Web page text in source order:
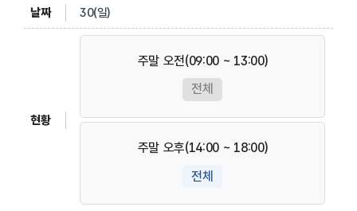
30(일)
주말 오전(09:00 ~ 13:00)
전체
주말 오후(14:00 ~ 18:00)
전체